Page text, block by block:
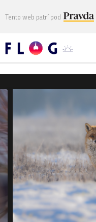
Tento web patrí pod